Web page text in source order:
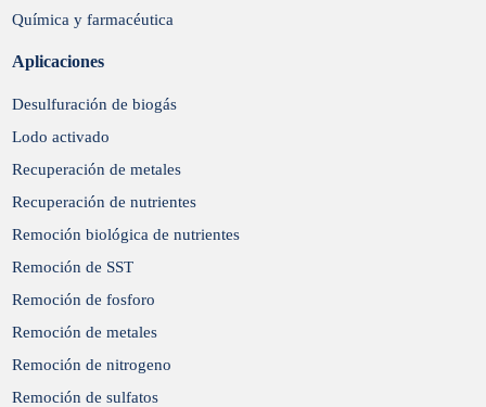
Química y farmacéutica
Aplicaciones
Desulfuración de biogás
Lodo activado
Recuperación de metales
Recuperación de nutrientes
Remoción biológica de nutrientes
Remoción de SST
Remoción de fosforo
Remoción de metales
Remoción de nitrogeno
Remoción de sulfatos